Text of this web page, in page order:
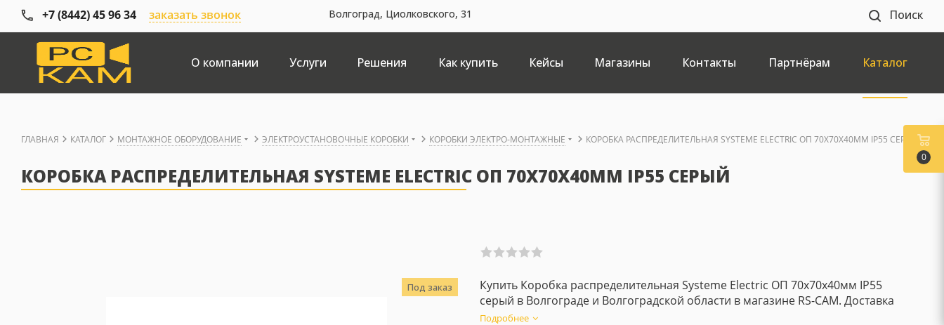
+7 (8442) 45 96 34 заказать звонок Волгоград, Циолковского, 31 Поиск
О компании Услуги Решения Как купить Кейсы Магазины Контакты Партнёрам Каталог
ГЛАВНАЯ КАТАЛОГ МОНТАЖНОЕ ОБОРУДОВАНИЕ ЭЛЕКТРОУСТАНОВОЧНЫЕ КОРОБКИ КОРОБКИ ЭЛЕКТРО-МОНТАЖНЫЕ КОРОБКА РАСПРЕДЕЛИТЕЛЬНАЯ SYSTEME ELECTRIC ОП 70X70X40ММ IP55 СЕРЫЙ
КОРОБКА РАСПРЕДЕЛИТЕЛЬНАЯ SYSTEME ELECTRIC ОП 70X70X40ММ IP55 СЕРЫЙ
Под заказ
Купить Коробка распределительная Systeme Electric ОП 70x70x40мм IP55
серый в Волгограде и Волгоградской области в магазине RS-CAM. Доставка
по РФ...
Подробнее
0